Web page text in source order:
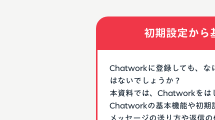
初期設定から
Chatworkに登録しても、な
はないでしょうか？
本資料では、Chatworkをは
Chatworkの基本機能や初期
メッセージの送り方や返信